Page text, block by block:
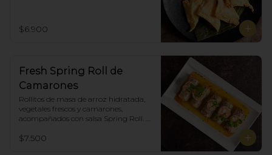
$6.900
Fresh Spring Roll de
Camarones
Rollitos de masa de arroz hidratada,
vegetales frescos y camarones,
acompañados con salsa Spring Roll.
$7.500